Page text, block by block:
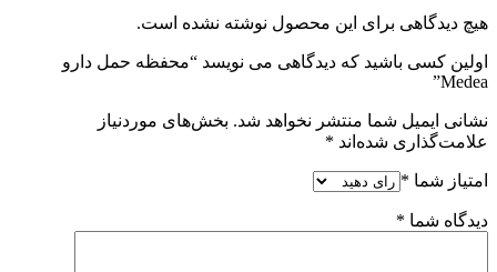
هیچ دیدگاهی برای این محصول نوشته نشده است.
اولین کسی باشید که دیدگاهی می نویسد “محفظه حمل دارو
Medea”
نشانی ایمیل شما منتشر نخواهد شد. بخش‌های موردنیاز
علامت‌گذاری شده‌اند *
امتیاز شما *
دیدگاه شما *